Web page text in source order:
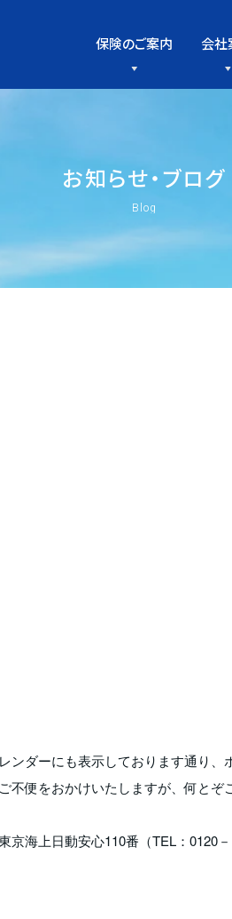
保険のご案内 会社
お知らせ・ブログ
Blog
ンダーにも表示しております通り、
便をおかけいたしますが、何とぞ
海上日動安心110番（TEL：0120